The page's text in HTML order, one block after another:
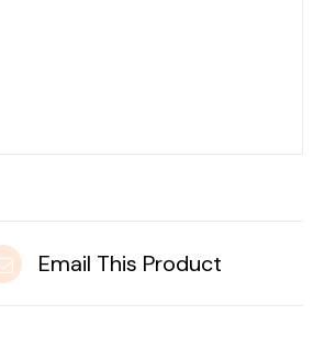
Email This Product